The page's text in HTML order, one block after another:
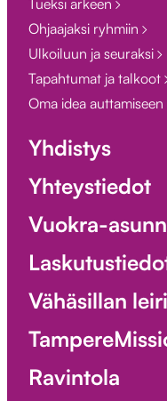
Tueksi arkeen
Ohjaajaksi ryhmiin
Ulkoiluun ja seuraksi
Tapahtumat ja talkoot
Oma idea auttamiseen
Yhdistys
Yhteystiedot
Vuokra-
Vähäsillan
Ravintola